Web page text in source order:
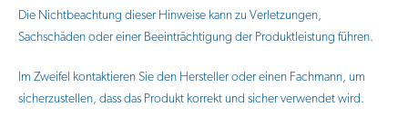
Die Nichtbeachtung dieser Hinweise kann zu Verletzungen,
Sachschäden oder einer Beeinträchtigung der Produktleistung führen.
Im Zweifel kontaktieren Sie den Hersteller oder einen Fachmann, um
sicherzustellen, dass das Produkt korrekt und sicher verwendet wird.